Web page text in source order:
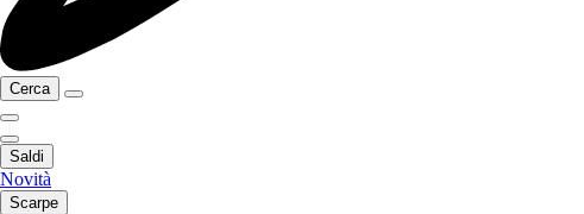
Cerca
Saldi
Novità
Scarpe